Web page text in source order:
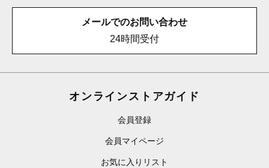
メールでのお問い合わせ
24時間受付
オンラインストアガイド
会員登録
会員マイページ
お気に入りリスト